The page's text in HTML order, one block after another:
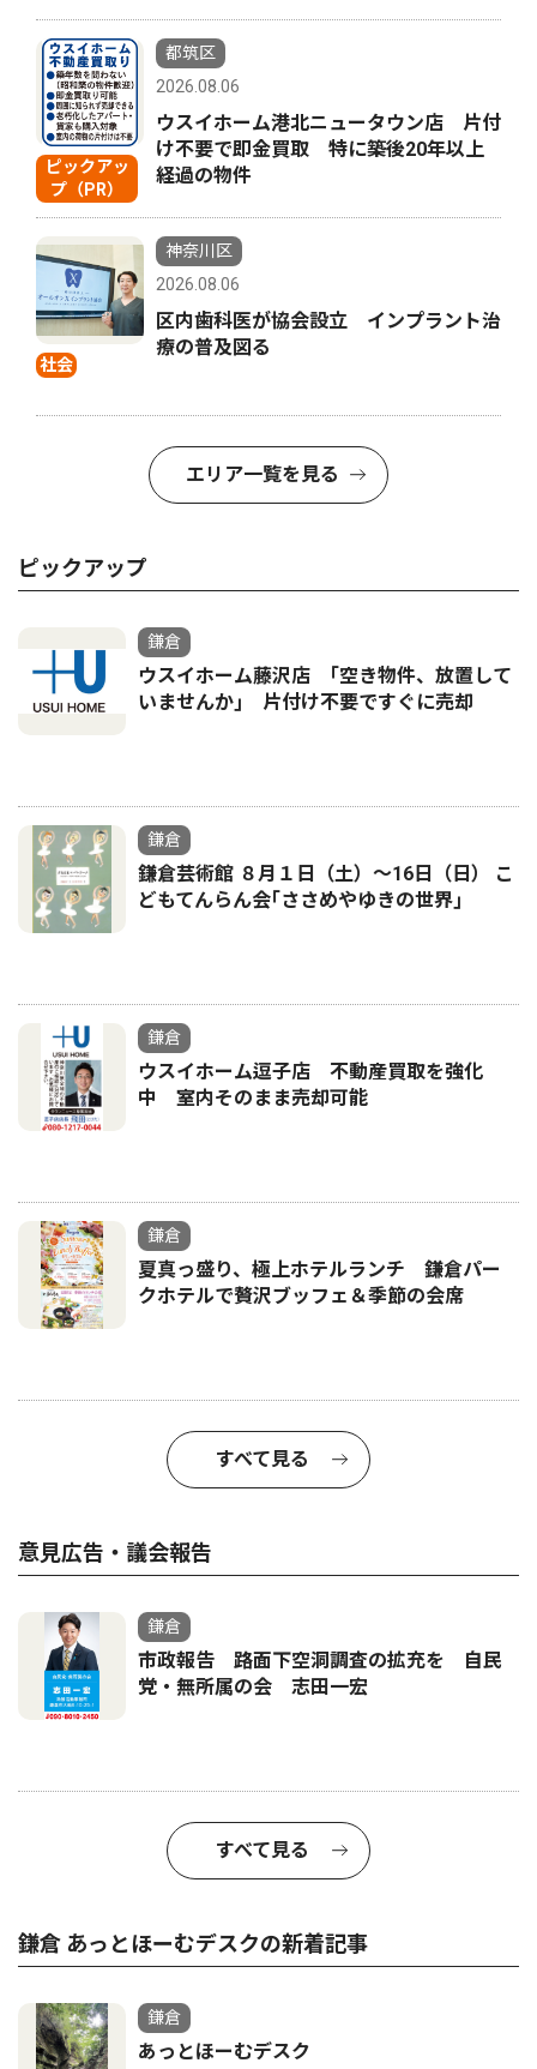
ピックアッ
プ（PR）
都筑区
2026.08.06
ウスイホーム港北ニュータウン店 片付
け不要で即金買取 特に築後20年以上
経過の物件
社会
神奈川区
2026.08.06
区内歯科医が協会設立 インプラント治
療の普及図る
エリア一覧を見る
ピックアップ
鎌倉
ウスイホーム藤沢店 ｢空き物件、放置して
いませんか｣ 片付け不要ですぐに売却
鎌倉
鎌倉芸術館 ８月１日（土）〜16日（日） こ
どもてんらん会｢ささめやゆきの世界｣
鎌倉
ウスイホーム逗子店 不動産買取を強化
中 室内そのまま売却可能
鎌倉
夏真っ盛り、極上ホテルランチ 鎌倉パー
クホテルで贅沢ブッフェ＆季節の会席
すべて見る
意見広告・議会報告
鎌倉
市政報告 路面下空洞調査の拡充を 自民
党・無所属の会 志田一宏
すべて見る
鎌倉 あっとほーむデスクの新着記事
鎌倉
あっとほーむデスク